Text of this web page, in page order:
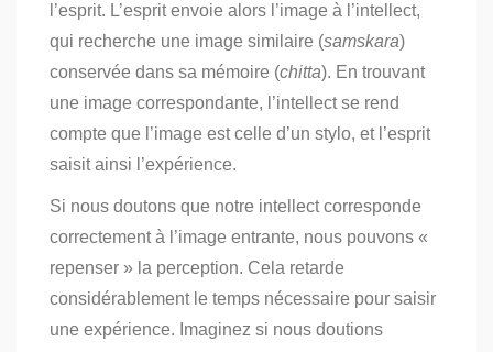
l’esprit. L’esprit envoie alors l’image à l’intellect,
qui recherche une image similaire (samskara)
conservée dans sa mémoire (chitta). En trouvant
une image correspondante, l’intellect se rend
compte que l’image est celle d’un stylo, et l’esprit
saisit ainsi l’expérience.
Si nous doutons que notre intellect corresponde
correctement à l’image entrante, nous pouvons «
repenser » la perception. Cela retarde
considérablement le temps nécessaire pour saisir
une expérience. Imaginez si nous doutions